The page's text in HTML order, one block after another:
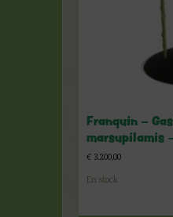
Franquin –
marsupilamis
€ 3.200,00
En stock